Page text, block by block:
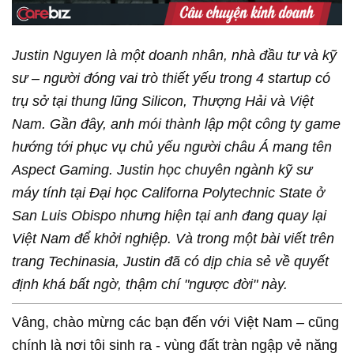
Justin Nguyen là một doanh nhân, nhà đầu tư và kỹ
sư – người đóng vai trò thiết yếu trong 4 startup có
trụ sở tại thung lũng Silicon, Thượng Hải và Việt
Nam. Gần đây, anh mói thành lập một công ty game
hướng tới phục vụ chủ yếu người châu Á mang tên
Aspect Gaming. Justin học chuyên ngành kỹ sư
máy tính tại Đại học Californa Polytechnic State ở
San Luis Obispo nhưng hiện tại anh đang quay lại
Việt Nam để khởi nghiệp. Và trong một bài viết trên
trang Techinasia, Justin đã có dịp chia sẻ về quyết
định khá bất ngờ, thậm chí "ngược đời" này.
Vâng, chào mừng các bạn đến với Việt Nam – cũng
chính là nơi tôi sinh ra - vùng đất tràn ngập vẻ năng